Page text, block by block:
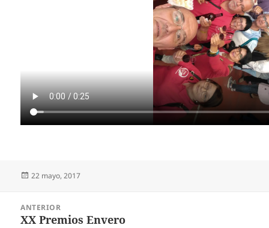
Publicado
22 mayo, 2017
ANTERIOR
Entrada
XX Premios Envero